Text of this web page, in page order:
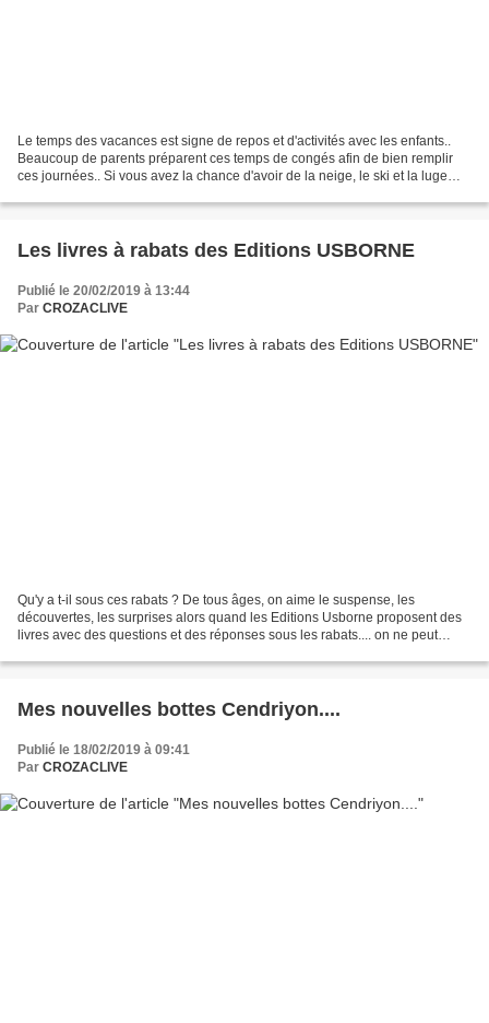
Le temps des vacances est signe de repos et d'activités avec les enfants..
Beaucoup de parents préparent ces temps de congés afin de bien remplir
ces journées.. Si vous avez la chance d'avoir de la neige, le ski et la luge
Les livres à rabats des Editions USBORNE
Publié le 20/02/2019 à 13:44
Par CROZACLIVE
Qu'y a t-il sous ces rabats ? De tous âges, on aime le suspense, les
découvertes, les surprises alors quand les Editions Usborne proposent des
livres avec des questions et des réponses sous les rabats.... on ne peut
Mes nouvelles bottes Cendriyon....
Publié le 18/02/2019 à 09:41
Par CROZACLIVE